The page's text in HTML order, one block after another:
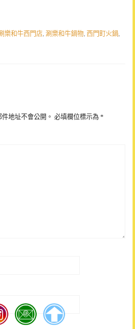
樂和牛西門店 涮樂和牛鍋物 西門町火鍋
地址不會公開。 必填欄位標示為 *